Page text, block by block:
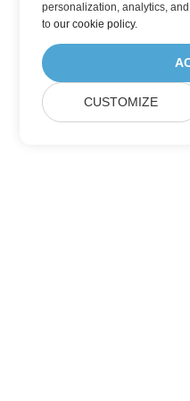
personalization, analytics,
toour cookie policy.
CUSTOMIZE